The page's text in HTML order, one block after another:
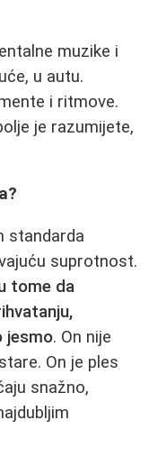
muzike i
u autu.
i ritmove.
je razumijete,
standarda
suprotnost.
tome da
jesmo. On nije
On je ples
snažno,